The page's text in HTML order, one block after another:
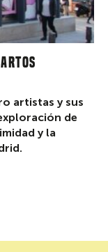
artistas y sus
de
y la